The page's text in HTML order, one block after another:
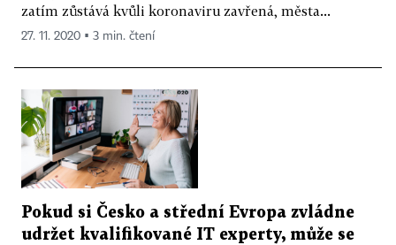
zatím zůstává kvůli koronaviru zavřená, města...
27. 11. 2020 ▪ 3 min. čtení
Pokud si Česko a střední Evropa zvládne
udržet kvalifikované IT experty, může se